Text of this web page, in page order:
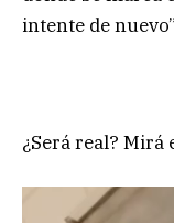
intente de
¿Será real? Mirá